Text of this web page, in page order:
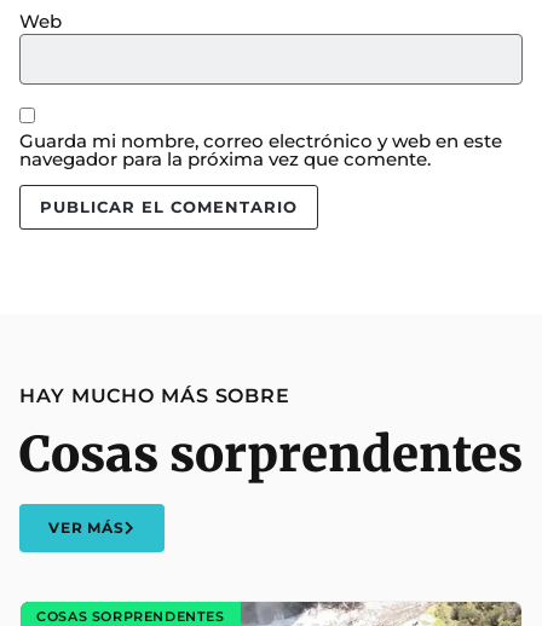
Web
Guarda mi nombre, correo electrónico y web en este
navegador para la próxima vez que comente.
HAY MUCHO MÁS SOBRE
Cosas sorprendentes
VER MÁS
COSAS SORPRENDENTES